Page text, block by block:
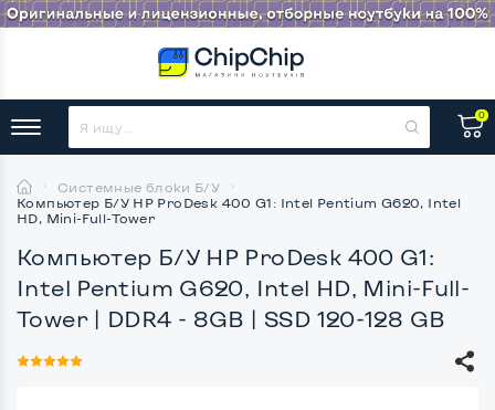
0
Системные блоки Б/У
Компьютер Б/У HP ProDesk 400 G1: Intel Pentium G620, Intel
HD, Mini-Full-Tower
Компьютер Б/У HP ProDesk 400 G1:
Intel Pentium G620, Intel HD, Mini-Full-
Tower | DDR4 - 8GB | SSD 120-128 GB